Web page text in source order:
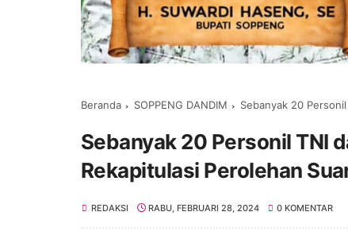
Beranda SOPPENG DANDIM Sebanyak 20 Personil TNI
Sebanyak 20 Personil TNI
Rekapitulasi Perolehan
REDAKSI RABU, FEBRUARI 28, 2024 0 KOMENTAR